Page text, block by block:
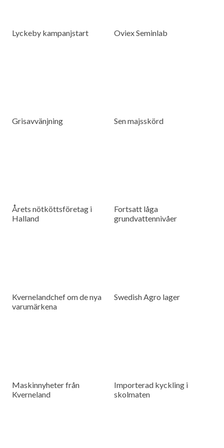
Lyckeby kampanjstart Oviex Seminlab
Grisavvänjning Sen majsskörd
Årets nötköttsföretag i
Halland
Fortsatt låga
grundvattennivåer
Kvernelandchef om de nya
varumärkena
Swedish Agro lager
Maskinnyheter från
Kverneland
Importerad kyckling i
skolmaten